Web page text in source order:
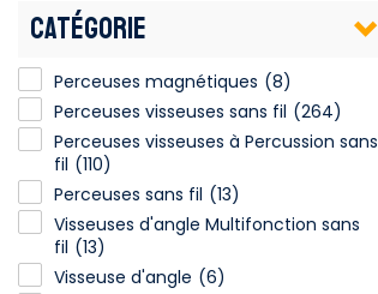
CATÉGORIE
Perceuses magnétiques (8)
Perceuses visseuses sans fil (264)
Perceuses visseuses à Percussion sans
fil (110)
Perceuses sans fil (13)
Visseuses d'angle Multifonction sans
fil (13)
Visseuse d'angle (6)